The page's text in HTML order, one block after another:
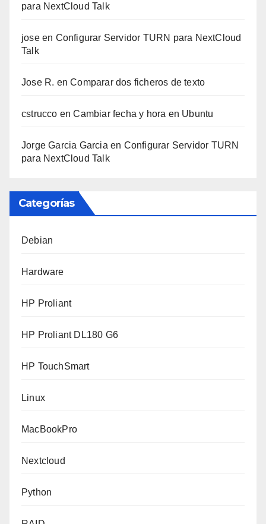
para NextCloud Talk
joseen Configurar Servidor TURN para NextCloud
Talk
Jose R. enComparar dos ficheros de texto
cstrucco enCambiar fecha y hora en Ubuntu
Jorge Garcia Garcia en Configurar Servidor TURN
para NextCloud Talk
Categorías
Debian
Hardware
HP Proliant
HP Proliant DL180 G6
HP TouchSmart
Linux
MacBookPro
Nextcloud
Python